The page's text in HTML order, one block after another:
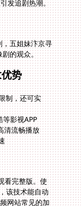
五姐妹汴京寻
剧的观众。
势
制，还可实
影视APP
清流畅播放
看完整版。使
时建议选择"智能路由"模式，该技术能自动
延迟，解决海外访问国内视频网站常见的加